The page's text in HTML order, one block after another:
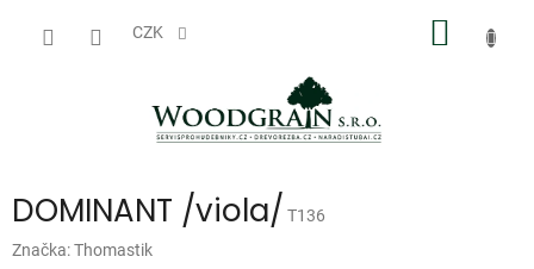
CZK
DOMINANT /viola/ T136
Značka:Thomastik